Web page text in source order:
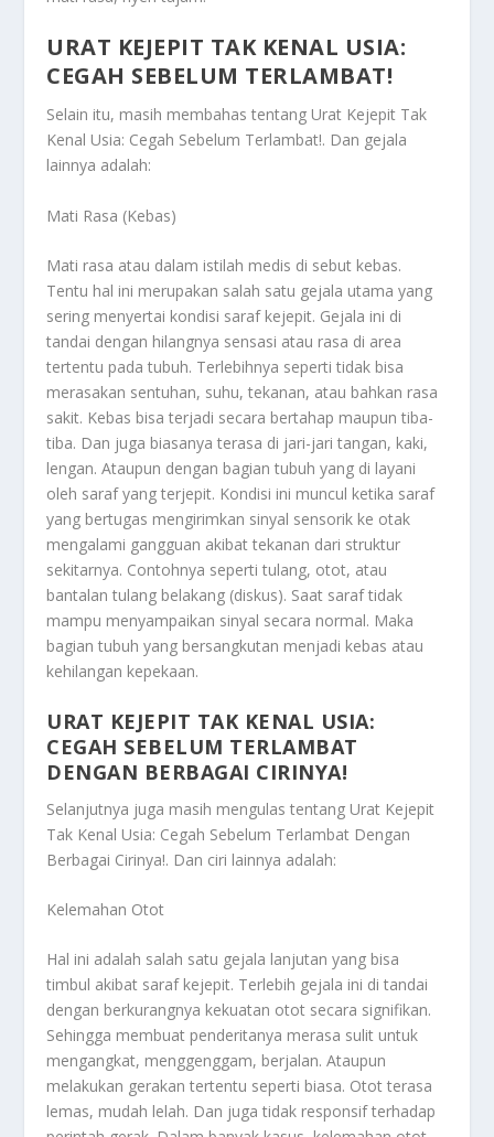
URAT KEJEPIT TAK KENAL USIA:
CEGAH SEBELUM TERLAMBAT!
Selain itu, masih membahas tentang Urat Kejepit Tak
Kenal Usia: Cegah Sebelum Terlambat!. Dan gejala
lainnya adalah:
Mati Rasa (Kebas)
Mati rasa atau dalam istilah medis di sebut kebas.
Tentu hal ini merupakan salah satu gejala utama yang
sering menyertai kondisi saraf kejepit. Gejala ini di
tandai dengan hilangnya sensasi atau rasa di area
tertentu pada tubuh. Terlebihnya seperti tidak bisa
merasakan sentuhan, suhu, tekanan, atau bahkan rasa
sakit. Kebas bisa terjadi secara bertahap maupun tiba-
tiba. Dan juga biasanya terasa di jari-jari tangan, kaki,
lengan. Ataupun dengan bagian tubuh yang di layani
oleh saraf yang terjepit. Kondisi ini muncul ketika saraf
yang bertugas mengirimkan sinyal sensorik ke otak
mengalami gangguan akibat tekanan dari struktur
sekitarnya. Contohnya seperti tulang, otot, atau
bantalan tulang belakang (diskus). Saat saraf tidak
mampu menyampaikan sinyal secara normal. Maka
bagian tubuh yang bersangkutan menjadi kebas atau
kehilangan kepekaan.
URAT KEJEPIT TAK KENAL USIA:
CEGAH SEBELUM TERLAMBAT
DENGAN BERBAGAI CIRINYA!
Selanjutnya juga masih mengulas tentang Urat Kejepit
Tak Kenal Usia: Cegah Sebelum Terlambat Dengan
Berbagai Cirinya!. Dan ciri lainnya adalah:
Kelemahan Otot
Hal ini adalah salah satu gejala lanjutan yang bisa
timbul akibat saraf kejepit. Terlebih gejala ini di tandai
dengan berkurangnya kekuatan otot secara signifikan.
Sehingga membuat penderitanya merasa sulit untuk
mengangkat, menggenggam, berjalan. Ataupun
melakukan gerakan tertentu seperti biasa. Otot terasa
lemas, mudah lelah. Dan juga tidak responsif terhadap